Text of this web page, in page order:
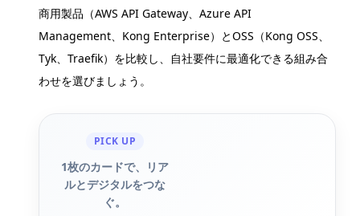
商用製品（AWS API Gateway、Azure API
Management、Kong Enterprise）とOSS（Kong OSS、
Tyk、Traefik）を比較し、自社要件に最適化できる組み合
わせを選びましょう。
PICK UP
1枚のカードで、リア
ルとデジタルをつな
ぐ。